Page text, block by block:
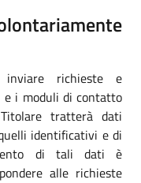
richieste e
e i moduli di contatto
tratterà dati
identificativi e di
di tali dati è
alle richieste